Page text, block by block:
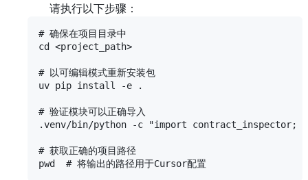
请执行以下步骤：
# 确保在项目目录中
cd <project_path>
# 以可编辑模式重新安装包
uv pip install -e .
# 验证模块可以正确导入
.venv/bin/python -c "import contract_inspector;
# 获取正确的项目路径